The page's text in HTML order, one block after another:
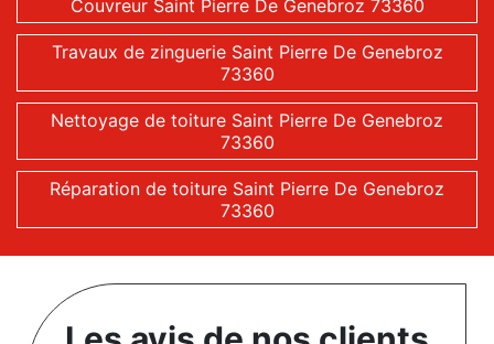
Couvreur Saint Pierre De Genebroz 73360
Travaux de zinguerie Saint Pierre De Genebroz
73360
Nettoyage de toiture Saint Pierre De Genebroz
73360
Réparation de toiture Saint Pierre De Genebroz
73360